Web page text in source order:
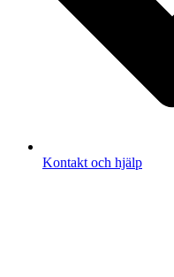
Kontakt och hjälp